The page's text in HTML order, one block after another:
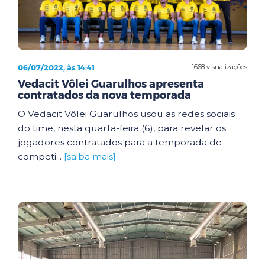
1668 visualizações
06/07/2022, às 14:41
Vedacit Vôlei Guarulhos apresenta
contratados da nova temporada
O Vedacit Vôlei Guarulhos usou as redes sociais
do time, nesta quarta-feira (6), para revelar os
jogadores contratados para a temporada de
competi... [saiba mais]